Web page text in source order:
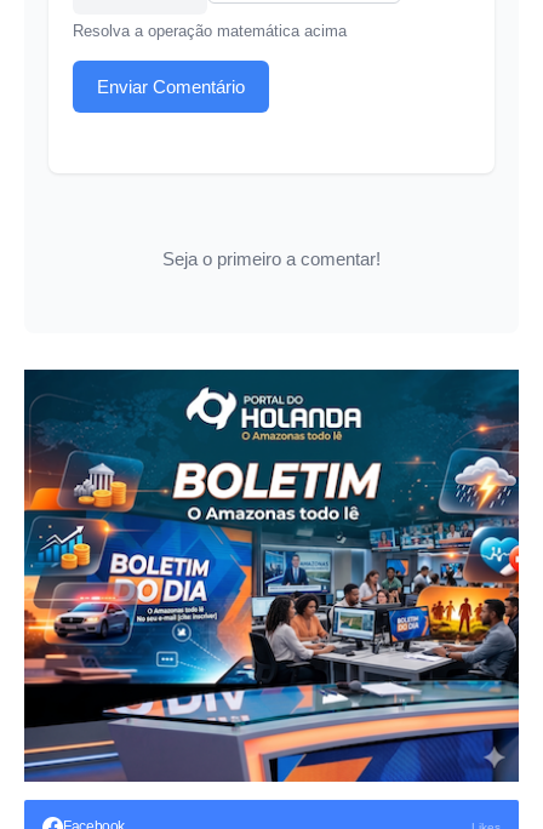
Resolva a operação matemática acima
Enviar Comentário
Seja o primeiro a comentar!